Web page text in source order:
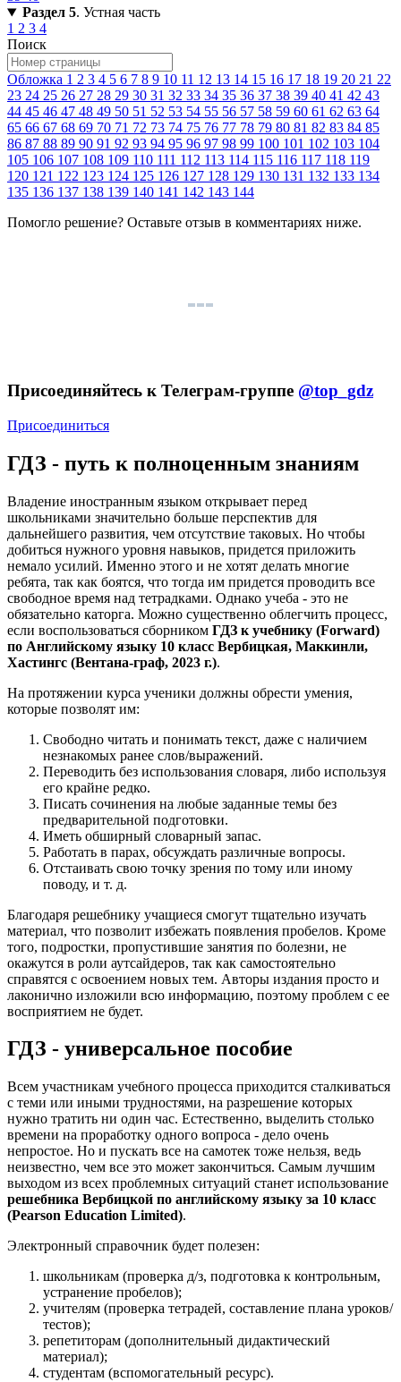
Раздел 5. Устная часть
1 2 3 4
Поиск
Обложка 1 2 3 4 5 6 7 8 9 10 11 12 13 14 15 16 17 18 19 20 21 22
23 24 25 26 27 28 29 30 31 32 33 34 35 36 37 38 39 40 41 42 43
44 45 46 47 48 49 50 51 52 53 54 55 56 57 58 59 60 61 62 63 64
65 66 67 68 69 70 71 72 73 74 75 76 77 78 79 80 81 82 83 84 85
86 87 88 89 90 91 92 93 94 95 96 97 98 99 100 101 102 103 104
105 106 107 108 109 110 111 112 113 114 115 116 117 118 119
120 121 122 123 124 125 126 127 128 129 130 131 132 133 134
135 136 137 138 139 140 141 142 143 144
Помогло решение? Оставьте отзыв в комментариях ниже.
Присоединяйтесь к Телеграм-группе @top_gdz
Присоединиться
ГДЗ - путь к полноценным знаниям
Владение иностранным языком открывает перед
школьниками значительно больше перспектив для
дальнейшего развития, чем отсутствие таковых. Но чтобы
добиться нужного уровня навыков, придется приложить
немало усилий. Именно этого и не хотят делать многие
ребята, так как боятся, что тогда им придется проводить все
свободное время над тетрадками. Однако учеба - это не
обязательно каторга. Можно существенно облегчить процесс,
если воспользоваться сборником ГДЗ к учебнику (Forward)
по Английскому языку 10 класс Вербицкая, Маккинли,
Хастингс (Вентана-граф, 2023 г.).
На протяжении курса ученики должны обрести умения,
которые позволят им:
Свободно читать и понимать текст, даже с наличием
незнакомых ранее слов/выражений.
Переводить без использования словаря, либо используя
его крайне редко.
Писать сочинения на любые заданные темы без
предварительной подготовки.
Иметь обширный словарный запас.
Работать в парах, обсуждать различные вопросы.
Отстаивать свою точку зрения по тому или иному
поводу, и т. д.
Благодаря решебнику учащиеся смогут тщательно изучать
материал, что позволит избежать появления пробелов. Кроме
того, подростки, пропустившие занятия по болезни, не
окажутся в роли аутсайдеров, так как самостоятельно
справятся с освоением новых тем. Авторы издания просто и
лаконично изложили всю информацию, поэтому проблем с ее
восприятием не будет.
ГДЗ - универсальное пособие
Всем участникам учебного процесса приходится сталкиваться
с теми или иными трудностями, на разрешение которых
нужно тратить ни один час. Естественно, выделить столько
времени на проработку одного вопроса - дело очень
непростое. Но и пускать все на самотек тоже нельзя, ведь
неизвестно, чем все это может закончиться. Самым лучшим
выходом из всех проблемных ситуаций станет использование
решебника Вербицкой по английскому языку за 10 класс
(Pearson Education Limited).
Электронный справочник будет полезен:
школьникам (проверка д/з, подготовка к контрольным,
устранение пробелов);
учителям (проверка тетрадей, составление плана уроков/
тестов);
репетиторам (дополнительный дидактический
материал);
студентам (вспомогательный ресурс).